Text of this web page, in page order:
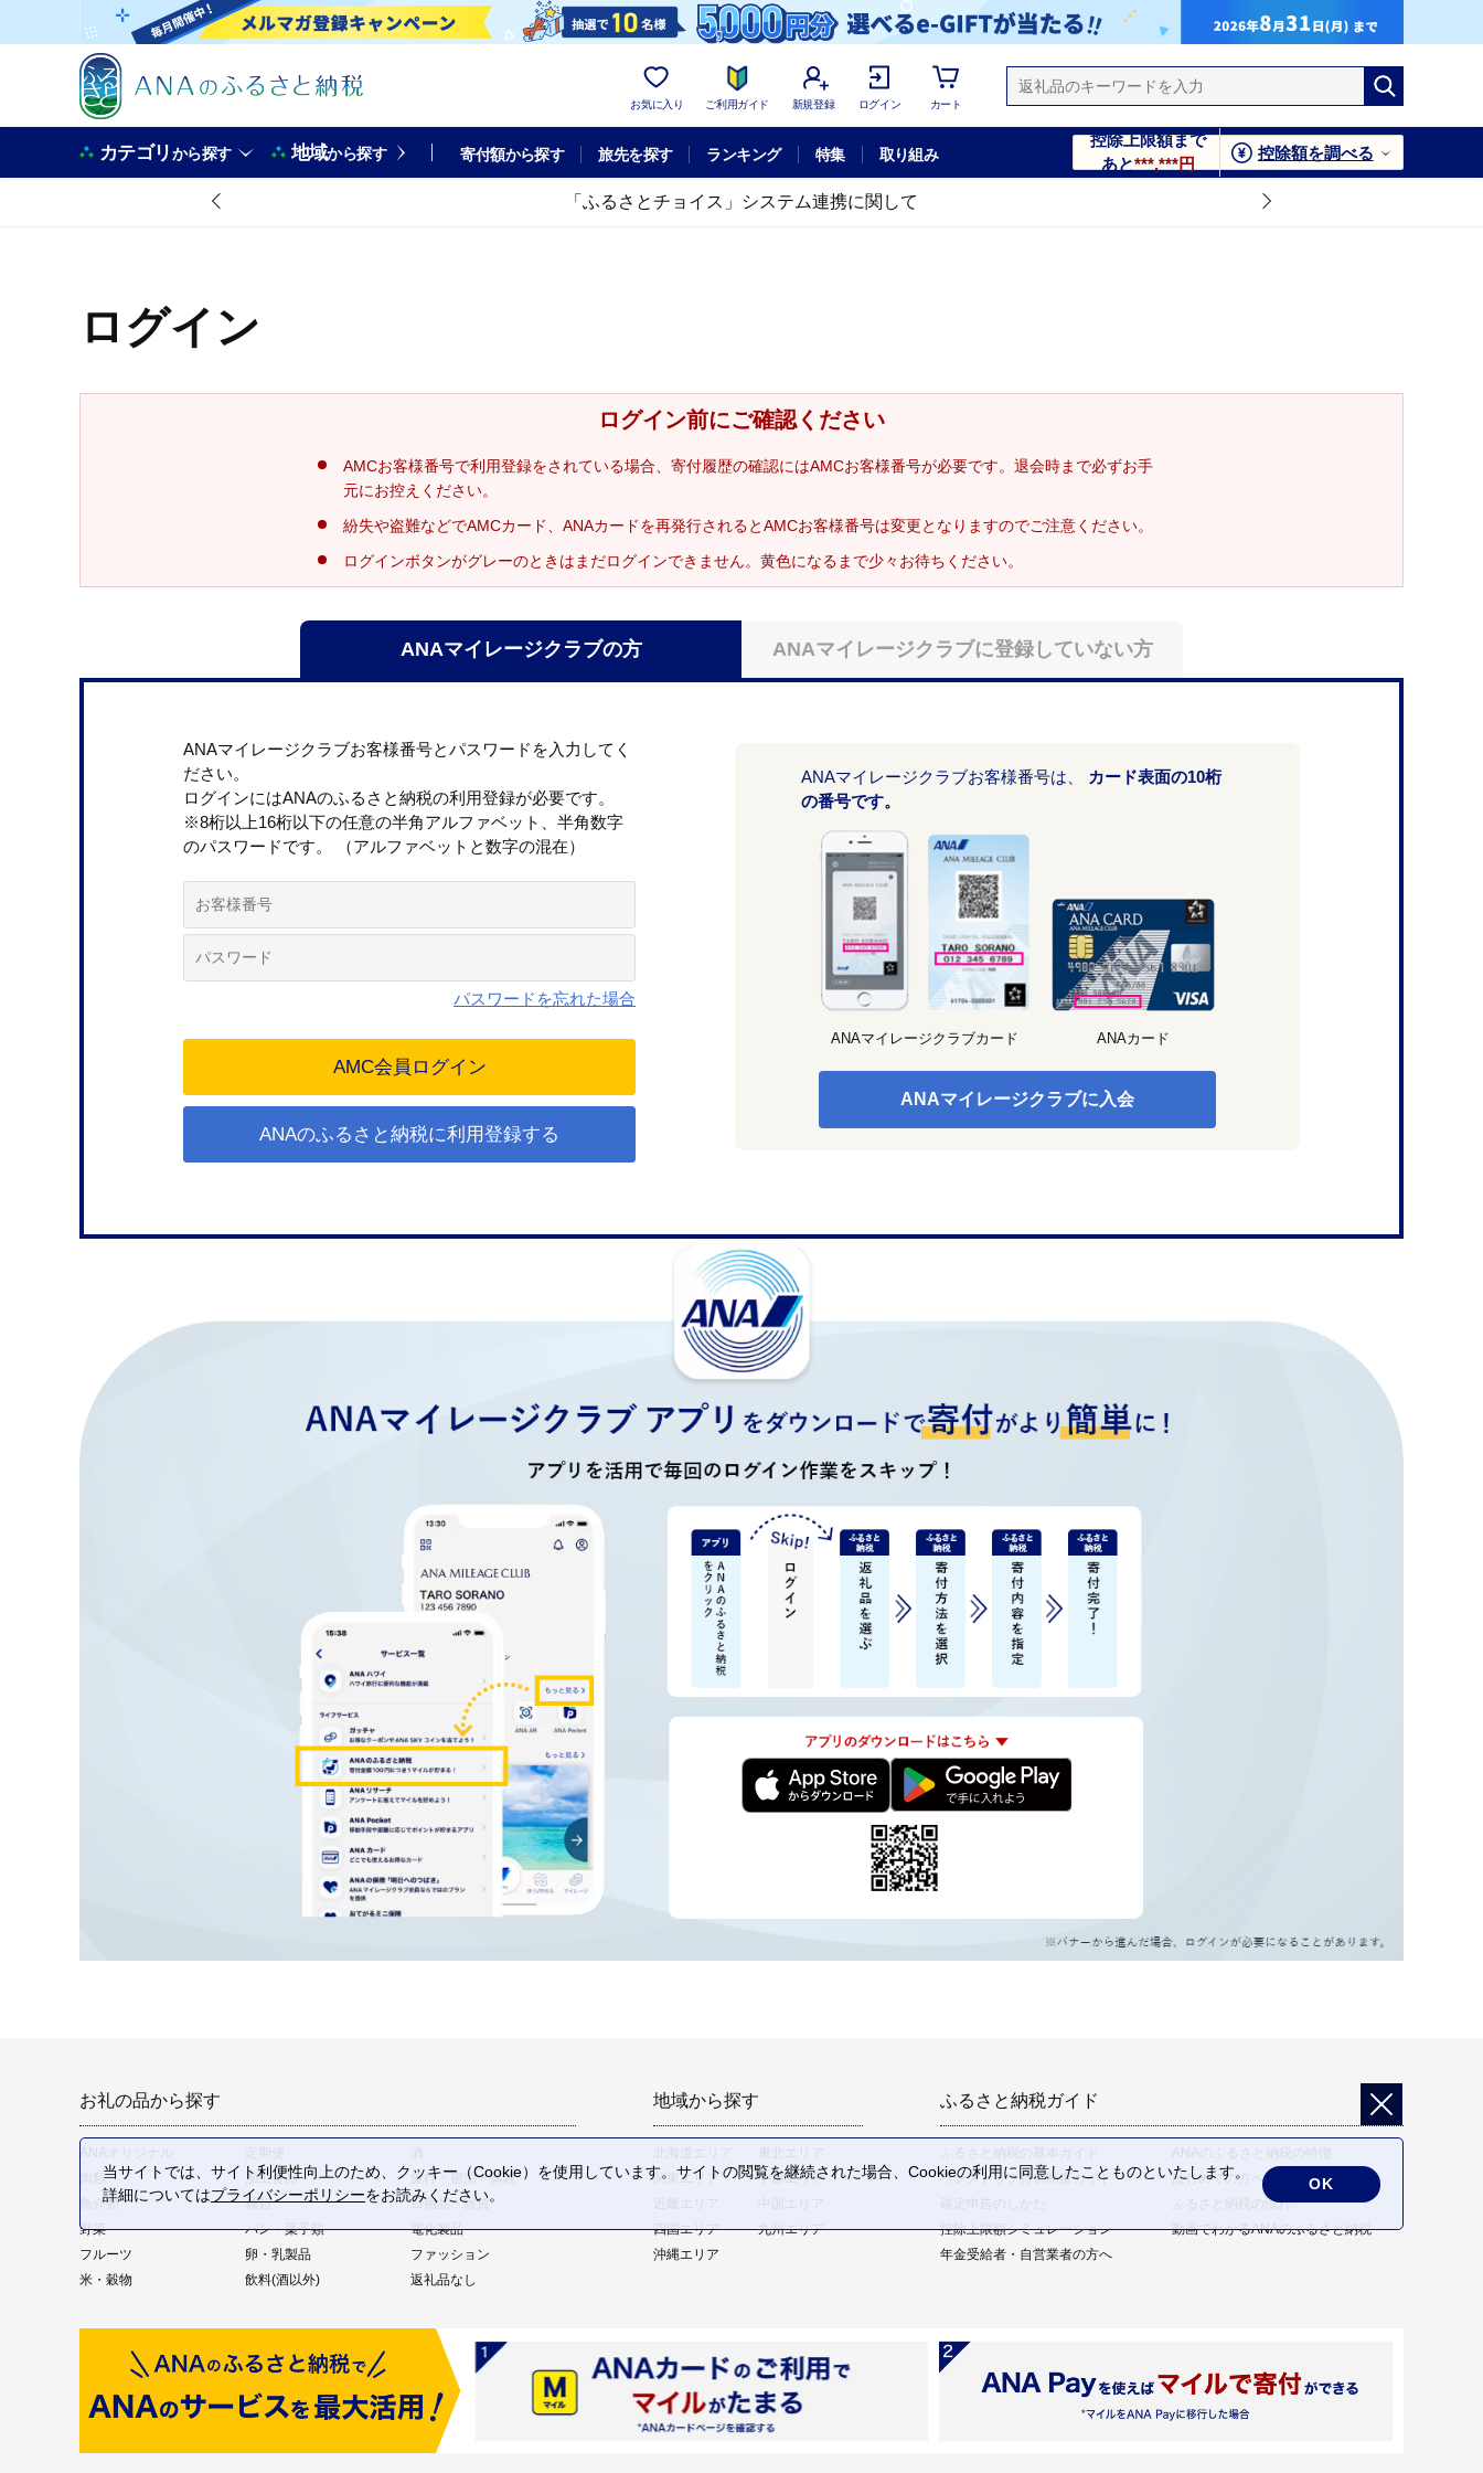
お気に入り ご利用ガイド 新規登録 ログイン カート
カテゴリから探す 地域から探す 寄付額から探す 旅先を探す ランキング 特集 取り組み
控除上限額まで
あと***,***円
控除額を調べる
「ふるさとチョイス」システム連携に関して
ログイン
ログイン前にご確認ください
AMCお客様番号で利用登録をされている場合、寄付履歴の確認にはAMCお客様番号が必要です。退会時まで必ずお手
元にお控えください。
紛失や盗難などでAMCカード、ANAカードを再発行されるとAMCお客様番号は変更となりますのでご注意ください。
ログインボタンがグレーのときはまだログインできません。黄色になるまで少々お待ちください。
ANAマイレージクラブの方 ANAマイレージクラブに登録していない方
ANAマイレージクラブお客様番号とパスワードを入力してく
ださい。
ログインにはANAのふるさと納税の利用登録が必要です。
※8桁以上16桁以下の任意の半角アルファベット、半角数字
のパスワードです。 （アルファベットと数字の混在）
パスワードを忘れた場合
ANAのふるさと納税に利用登録する
ANAマイレージクラブお客様番号は、
カード表面の10桁
の番号です。
ANAマイレージクラブカード ANAカード
ANAマイレージクラブに入会
お礼の品から探す
肉類
加工食品
旅行・宿泊・体験
魚介類
麺類
日用品・雑貨
野菜
パン・菓子類
電化製品
フルーツ
卵・乳製品
ファッション
米・穀物
飲料(酒以外) 返礼品なし
地域から探す
関東エリア
中部エリア
四国エリア
九州エリア
沖縄エリア
ふるさと納税ガイド
ふるさと納税の基本ガイド
ANAのふるさと納税の特徴
ワンストップ特例制度ガイド
はじめての方へ
ふるさと納税の流れ
控除上限額シミュレーション
動画でわかるANAのふるさと納税
年金受給者・自営業者の方へ
当サイトでは、サイト利便性向上のため、クッキー（Cookie）を使用しています。サイトの閲覧を継続された場合、Cookieの利用に同意したことものといたします。
詳細についてはプライバシーポリシーをお読みください。
OK